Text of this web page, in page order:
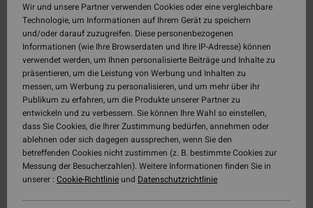
Wir und unsere Partner verwenden Cookies oder eine vergleichbare
Technologie, um Informationen auf Ihrem Gerät zu speichern
und/oder darauf zuzugreifen. Diese personenbezogenen
Informationen (wie Ihre Browserdaten und Ihre IP-Adresse) können
verwendet werden, um Ihnen personalisierte Beiträge und Inhalte zu
präsentieren, um die Leistung von Werbung und Inhalten zu
messen, um Werbung zu personalisieren, und um mehr über ihr
Publikum zu erfahren, um die Produkte unserer Partner zu
entwickeln und zu verbessern. Sie können Ihre Wahl so einstellen,
dass Sie Cookies, die Ihrer Zustimmung bedürfen, annehmen oder
ablehnen oder sich dagegen aussprechen, wenn Sie den
betreffenden Cookies nicht zustimmen (z. B. bestimmte Cookies zur
Messung der Besucherzahlen). Weitere Informationen finden Sie in
unserer : Cookie-Richtlinieund Datenschutzrichtlinie